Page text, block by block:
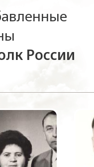
России